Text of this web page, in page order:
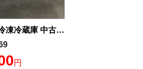
TOSHIBA 2023年製 153L 冷凍冷蔵庫 中古品販売
円